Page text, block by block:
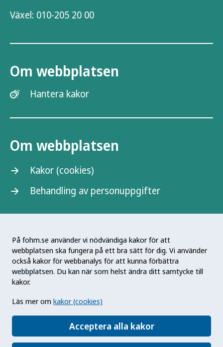
På fohm.se använder vi nödvändiga kakor för att
webbplatsen ska fungera på ett bra sätt för dig. Vi använder
också kakor för webbanalys för att kunna förbättra
webbplatsen. Du kan när som helst ändra ditt samtycke till
kakor.
Läs mer om kakor (cookies)
Acceptera alla kakor
Växel: 010-205 20 00
Om webbplatsen
Hantera kakor
Om webbplatsen
Kakor (cookies)
Behandling av personuppgifter
Folkhälsomyndigheten är en nationell
kunskapsmyndighet som arbetar för en bättre
folkhälsa. Det gör myndigheten genom att
främja hälsa, förebygga ohälsa och skydda mot
hälsohot. Vår vision är en folkhälsa som stärker
samhällets utveckling.